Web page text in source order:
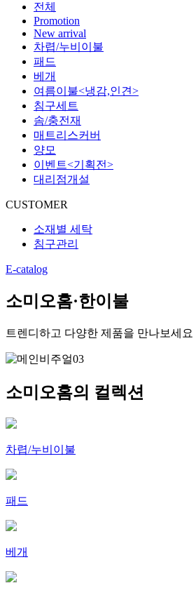
전체
Promotion
New arrival
차렵/누비이불
패드
베개
여름이불<냉감,인견>
침구세트
솜/충전재
매트리스커버
양모
이벤트<기획전>
대리점개설
CUSTOMER
소재별 세탁
침구관리
E-catalog
소미오홈·한이불
트렌디하고 다양한 제품을 만나보세요
소미오홈의 컬렉션
차렵/누비이불
패드
베개